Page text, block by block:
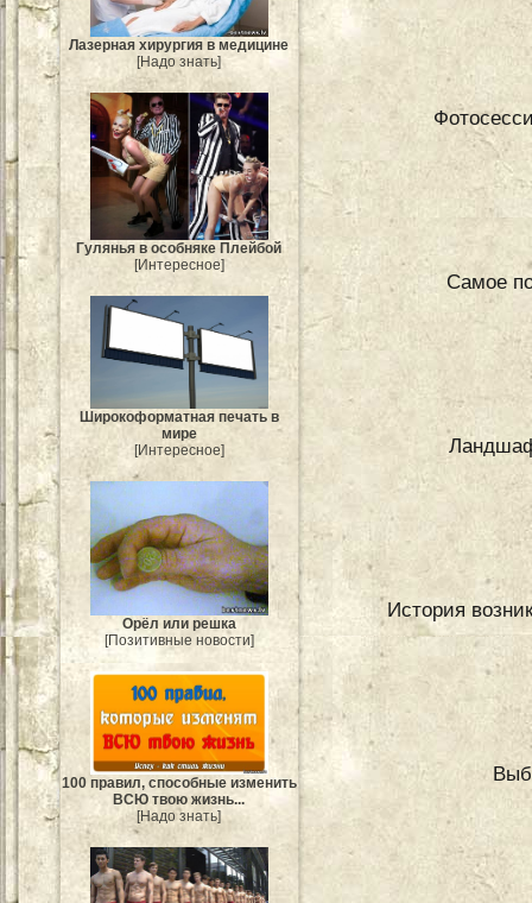
Лазерная хирургия в медицине
[Надо знать]
Гулянья в особняке Плейбой
[Интересное]
Широкоформатная печать в
мире
[Интересное]
Орёл или решка
[Позитивные новости]
100 правил, способные изменить
ВСЮ твою жизнь...
[Надо знать]
Самое
История